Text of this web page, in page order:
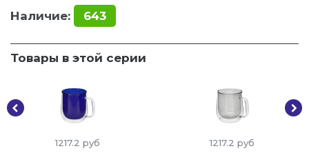
Наличие: 643
Товары в этой серии
1217.2 руб 1217.2 руб